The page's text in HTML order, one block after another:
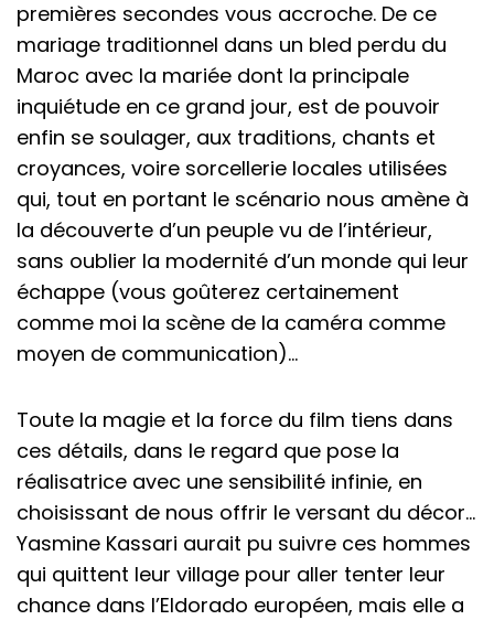
premières secondes vous accroche. De ce
mariage traditionnel dans un bled perdu du
Maroc avec la mariée dont la principale
inquiétude en ce grand jour, est de pouvoir
enfin se soulager, aux traditions, chants et
croyances, voire sorcellerie locales utilisées
qui, tout en portant le scénario nous amène à
la découverte d’un peuple vu de l’intérieur,
sans oublier la modernité d’un monde qui leur
échappe (vous goûterez certainement
comme moi la scène de la caméra comme
moyen de communication)…
Toute la magie et la force du film tiens dans
ces détails, dans le regard que pose la
réalisatrice avec une sensibilité infinie, en
choisissant de nous offrir le versant du décor…
Yasmine Kassari aurait pu suivre ces hommes
qui quittent leur village pour aller tenter leur
chance dans l’Eldorado européen, mais elle a